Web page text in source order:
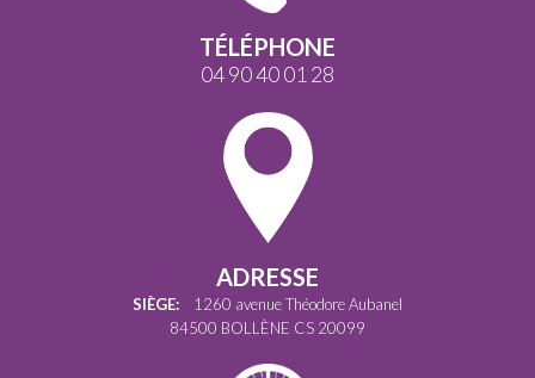
TÉLÉPHONE
04 90 40 01 28
ADRESSE
SIÈGE: 1260 avenue Théodore Aubanel
84500 BOLLÈNE CS 20099